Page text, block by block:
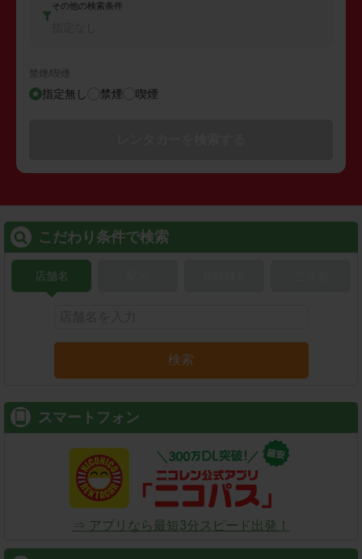
その他の検索条件
禁煙/喫煙
指定無し 禁煙 喫煙
こだわり条件で検索
店舗名
検索
スマートフォン
⇒ アプリなら最短3分スピード出発！